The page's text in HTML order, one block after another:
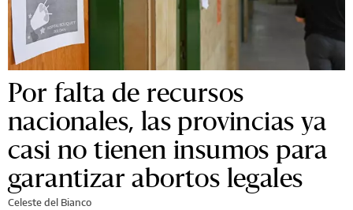
Por falta de recursos
nacionales, las provincias ya
casi no tienen insumos para
garantizar abortos legales
Celeste del Bianco